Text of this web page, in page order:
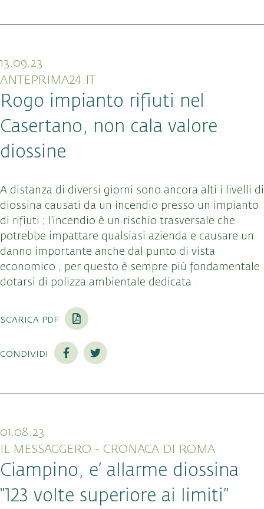
13.09.23
ANTEPRIMA24.IT
Rogo impianto rifiuti nel
Casertano, non cala valore
diossine
A distanza di diversi giorni sono ancora alti i livelli di
diossina causati da un incendio presso un impianto
di rifiuti ; l’incendio è un rischio trasversale che
potrebbe impattare qualsiasi azienda e causare un
danno importante anche dal punto di vista
economico , per questo è sempre più fondamentale
dotarsi di polizza ambientale dedicata .
scarica pdf
condividi
01.08.23
IL MESSAGGERO - CRONACA DI ROMA
Ciampino, e’ allarme diossina
“123 volte superiore ai limiti”